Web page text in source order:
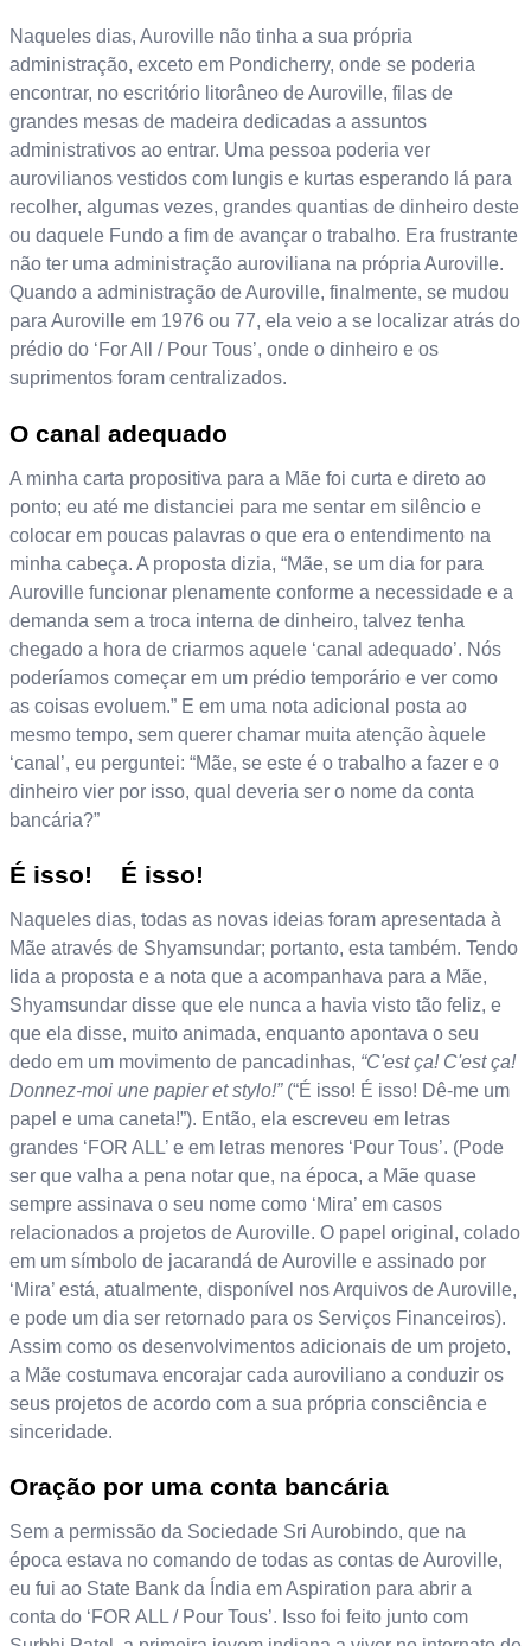
Naqueles dias, Auroville não tinha a sua própria
administração, exceto em Pondicherry, onde se poderia
encontrar, no escritório litorâneo de Auroville, filas de
grandes mesas de madeira dedicadas a assuntos
administrativos ao entrar. Uma pessoa poderia ver
aurovilianos vestidos com lungis e kurtas esperando lá para
recolher, algumas vezes, grandes quantias de dinheiro deste
ou daquele Fundo a fim de avançar o trabalho. Era frustrante
não ter uma administração auroviliana na própria Auroville.
Quando a administração de Auroville, finalmente, se mudou
para Auroville em 1976 ou 77, ela veio a se localizar atrás do
prédio do ‘For All / Pour Tous’, onde o dinheiro e os
suprimentos foram centralizados.
O canal adequado
A minha carta propositiva para a Mãe foi curta e direto ao
ponto; eu até me distanciei para me sentar em silêncio e
colocar em poucas palavras o que era o entendimento na
minha cabeça. A proposta dizia, “Mãe, se um dia for para
Auroville funcionar plenamente conforme a necessidade e a
demanda sem a troca interna de dinheiro, talvez tenha
chegado a hora de criarmos aquele ‘canal adequado’. Nós
poderíamos começar em um prédio temporário e ver como
as coisas evoluem.” E em uma nota adicional posta ao
mesmo tempo, sem querer chamar muita atenção àquele
‘canal’, eu perguntei: “Mãe, se este é o trabalho a fazer e o
dinheiro vier por isso, qual deveria ser o nome da conta
bancária?”
É isso! É isso!
Naqueles dias, todas as novas ideias foram apresentada à
Mãe através de Shyamsundar; portanto, esta também. Tendo
lida a proposta e a nota que a acompanhava para a Mãe,
Shyamsundar disse que ele nunca a havia visto tão feliz, e
que ela disse, muito animada, enquanto apontava o seu
dedo em um movimento de pancadinhas, “C'est ça! C'est ça!
Donnez-moi une papier et stylo!”(“É isso! É isso! Dê-me um
papel e uma caneta!”). Então, ela escreveu em letras
grandes ‘FOR ALL’ e em letras menores ‘Pour Tous’. (Pode
ser que valha a pena notar que, na época, a Mãe quase
sempre assinava o seu nome como ‘Mira’ em casos
relacionados a projetos de Auroville. O papel original, colado
em um símbolo de jacarandá de Auroville e assinado por
‘Mira’ está, atualmente, disponível nos Arquivos de Auroville,
e pode um dia ser retornado para os Serviços Financeiros).
Assim como os desenvolvimentos adicionais de um projeto,
a Mãe costumava encorajar cada auroviliano a conduzir os
seus projetos de acordo com a sua própria consciência e
sinceridade.
Oração por uma conta bancária
Sem a permissão da Sociedade Sri Aurobindo, que na
época estava no comando de todas as contas de Auroville,
eu fui ao State Bank da Índia em Aspiration para abrir a
conta do ‘FOR ALL / Pour Tous’. Isso foi feito junto com